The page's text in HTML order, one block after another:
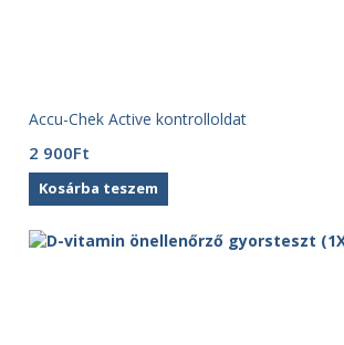
Accu-Chek Active kontrolloldat
2 900Ft
Kosárba teszem